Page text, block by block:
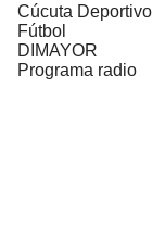
Cúcuta Deportivo
Fútbol
DIMAYOR
Programa radio